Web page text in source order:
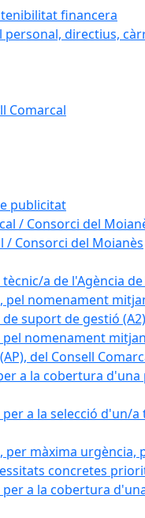
financera
directius,
Comarcal
publicitat
/ Consorci del
/ Consorci del Moianès
a de l'Agència
pel nomenament
suport de gestió
pel nomenament
del Consell
a la cobertura
a la selecció d'un/
per màxima
concretes
per a la cobertura